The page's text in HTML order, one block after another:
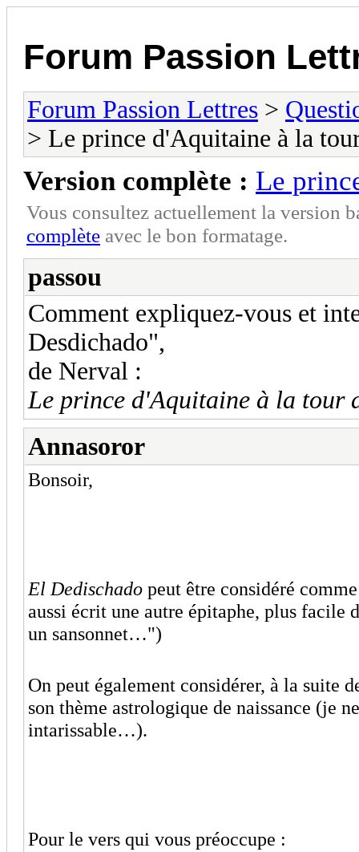
Forum Passion
Forum Passion Lettres >
> Le prince d'Aquitaine à la
Version complète : Le
Vous consultez actuellement la version
complète avec le bon formatage.
passou
Comment expliquez-vous et
Desdichado",
de Nerval :
Le prince d'Aquitaine à la tour
Annasoror
Bonsoir,
El Dedischado peut être considéré
aussi écrit une autre épitaphe, plus
un sansonnet…")
On peut également considérer, à la suite
son thème astrologique de naissance (je
intarissable…).
Pour le vers qui vous préoccupe :